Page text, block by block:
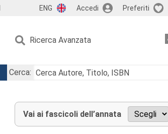
ENG Accedi Preferiti
Ricerca Avanzata
Cerca:
Vai ai fascicoli dell’annata